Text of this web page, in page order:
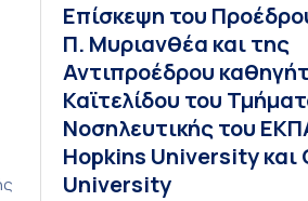
Eπίσκεψη του
Π. Μυριανθέα και της
Αντιπροέδρου
Καϊτελίδου του
Νοσηλευτικής του
Hopkins University και
University